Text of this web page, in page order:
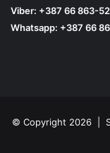
Viber: +387 66 863-
Whatsapp: +387 66
© Copyright 2026 |